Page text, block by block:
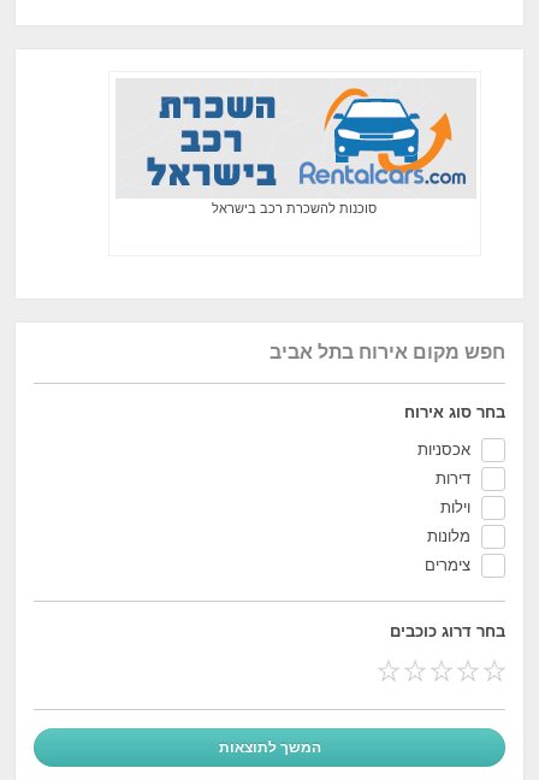
חפש מקום אירוח בתל אביב
בחר סוג אירוח
אכסניות
דירות
וילות
מלונות
צימרים
בחר דרוג כוכבים
סוכנות להשכרת רכב בישראל